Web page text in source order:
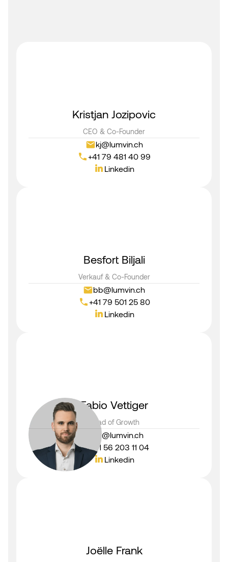
Kristjan Jozipovic
CEO & Co-Founder
kj@lumvin.ch
+41 79 481 40 99
Linkedin
Besfort Biljali
Verkauf & Co-Founder
bb@lumvin.ch
+41 79 501 25 80
Linkedin
Fabio Vettiger
Head of Growth
fv@lumvin.ch
+41 56 203 11 04
Linkedin
Joëlle Frank